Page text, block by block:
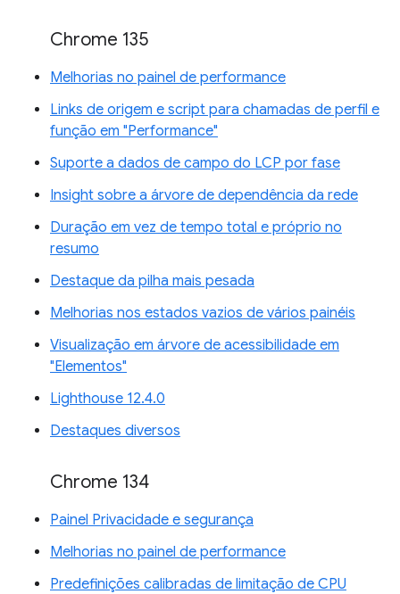
Chrome 135
Melhorias no painel de performance
Links de origem e script para chamadas de perfil e
função em "Performance"
Suporte a dados de campo do LCP por fase
Insight sobre a árvore de dependência da rede
Duração em vez de tempo total e próprio no
resumo
Destaque da pilha mais pesada
Melhorias nos estados vazios de vários painéis
Visualização em árvore de acessibilidade em
"Elementos"
Lighthouse 12.4.0
Destaques diversos
Chrome 134
Painel Privacidade e segurança
Melhorias no painel de performance
Predefinições calibradas de limitação de CPU